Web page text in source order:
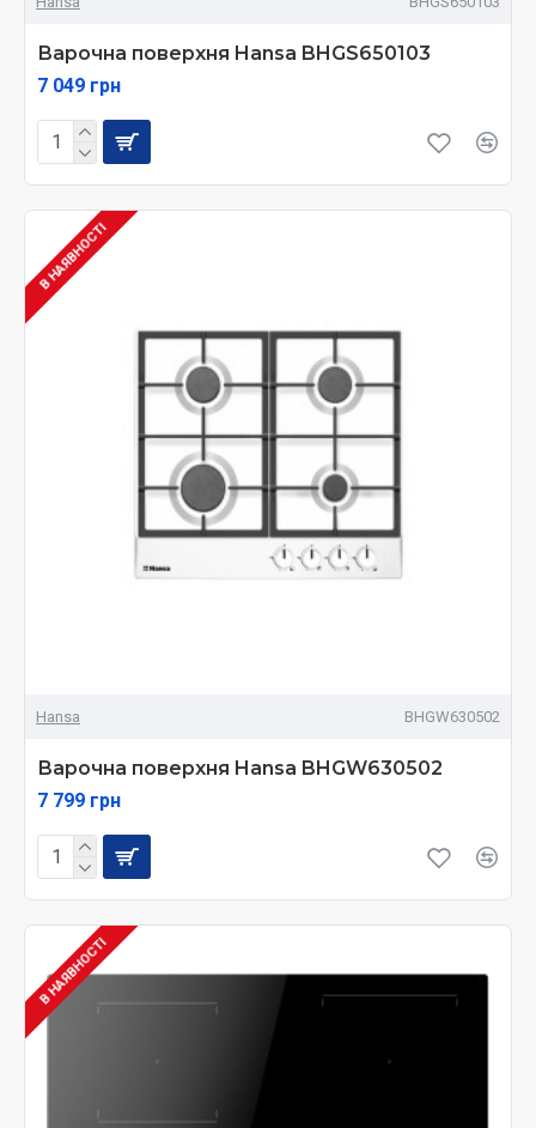
Варочна поверхня Hansa BHGS650103
7 049 грн
В НАЯВНОСТІ
Hansa BHGW630502
Варочна поверхня Hansa BHGW630502
7 799 грн
В НАЯВНОСТІ